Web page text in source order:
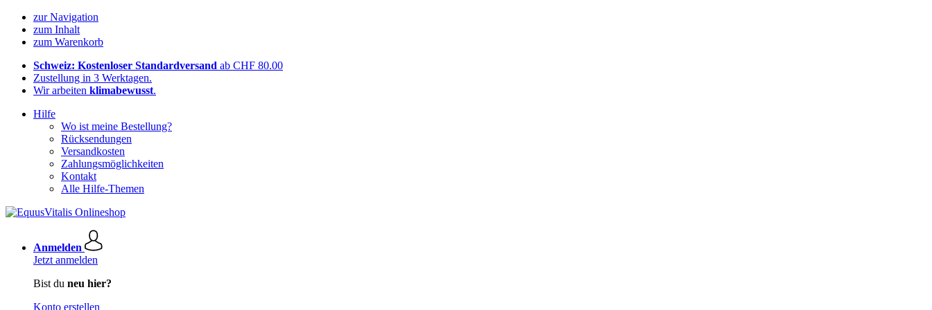
zur Navigation
zum Inhalt
zum Warenkorb
Schweiz: Kostenloser Standardversand ab CHF 80.00
Zustellung in 3 Werktagen.
Wir arbeiten klimabewusst.
Hilfe
Wo ist meine Bestellung?
Rücksendungen
Versandkosten
Zahlungsmöglichkeiten
Kontakt
Alle Hilfe-Themen
Anmelden
Jetzt anmelden
Bist du neu hier?
Konto erstellen